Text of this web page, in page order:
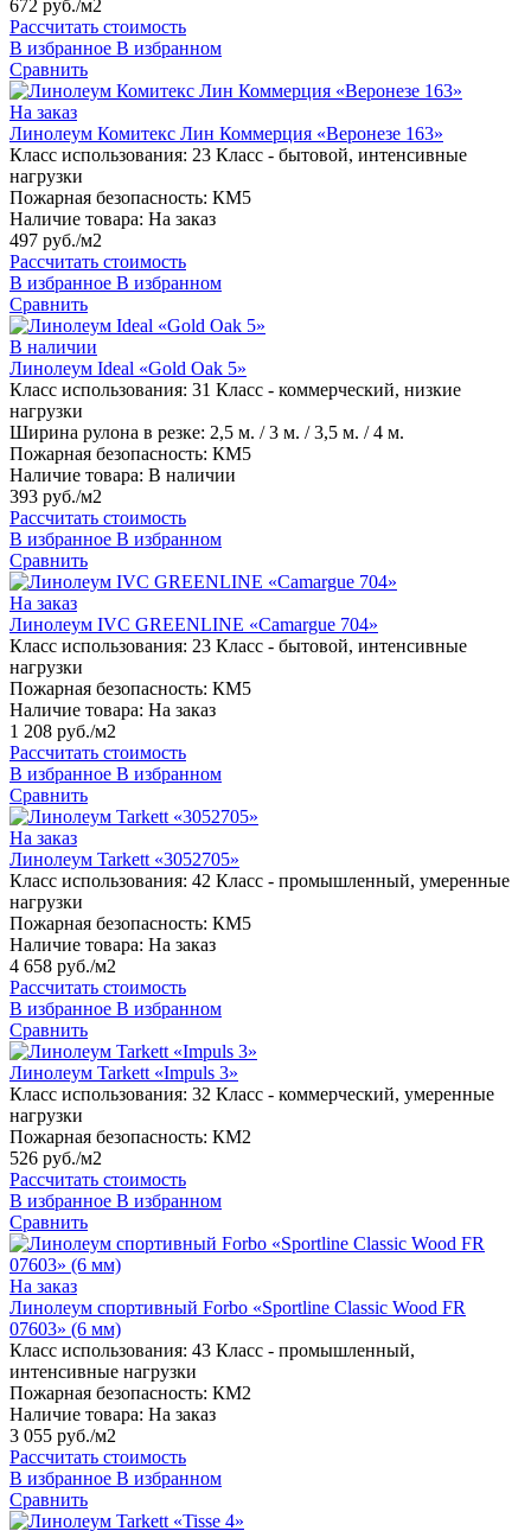
672 руб./м2
Рассчитать стоимость
В избранное В избранном
Сравнить
На заказ
Линолеум Комитекс Лин Коммерция «Веронезе 163»
Класс использования: 23 Класс - бытовой, интенсивные
нагрузки
Пожарная безопасность: КМ5
Наличие товара: На заказ
497 руб./м2
Рассчитать стоимость
В избранное В избранном
Сравнить
В наличии
Линолеум Ideal «Gold Oak 5»
Класс использования: 31 Класс - коммерческий, низкие
нагрузки
Ширина рулона в резке: 2,5 м. / 3 м. / 3,5 м. / 4 м.
Пожарная безопасность: КМ5
Наличие товара: В наличии
393 руб./м2
Рассчитать стоимость
В избранное В избранном
Сравнить
На заказ
Линолеум IVC GREENLINE «Camargue 704»
Класс использования: 23 Класс - бытовой, интенсивные
нагрузки
Пожарная безопасность: КМ5
Наличие товара: На заказ
1 208 руб./м2
Рассчитать стоимость
В избранное В избранном
Сравнить
На заказ
Линолеум Tarkett «3052705»
Класс использования: 42 Класс - промышленный, умеренные
нагрузки
Пожарная безопасность: КМ5
Наличие товара: На заказ
4 658 руб./м2
Рассчитать стоимость
В избранное В избранном
Сравнить
Линолеум Tarkett «Impuls 3»
Класс использования: 32 Класс - коммерческий, умеренные
нагрузки
Пожарная безопасность: КМ2
526 руб./м2
Рассчитать стоимость
В избранное В избранном
Сравнить
На заказ
Линолеум спортивный Forbo «Sportline Classic Wood FR
07603» (6 мм)
Класс использования: 43 Класс - промышленный,
интенсивные нагрузки
Пожарная безопасность: КМ2
Наличие товара: На заказ
3 055 руб./м2
Рассчитать стоимость
В избранное В избранном
Сравнить